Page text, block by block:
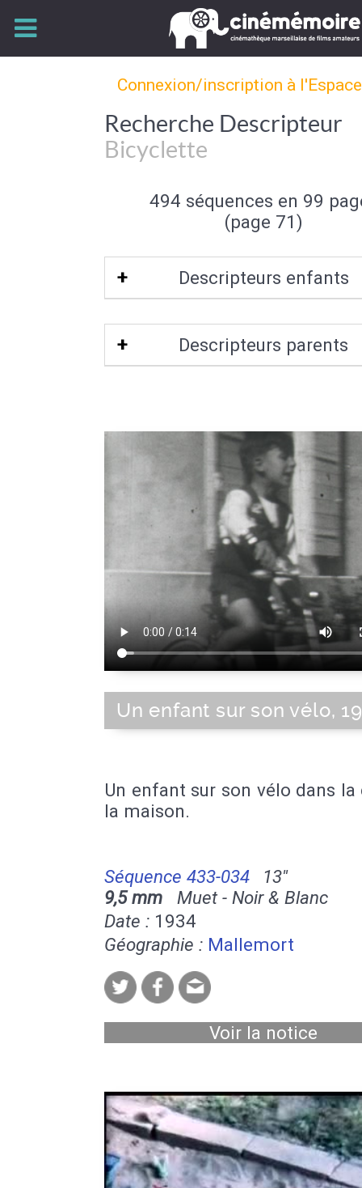
Connexion/inscription à
Recherche Descripteur
Bicyclette
494 séquences en 99
(page 71)
Descripteurs enfants
Tandem
Descripteurs parents
Un enfant sur son vélo,
Un enfant sur son vélo dans la
la maison.
Séquence 433-034
13''
9,5 mm Muet - Noir & Blanc
Date : 1934
Géographie : Mallemort
Voir la notice